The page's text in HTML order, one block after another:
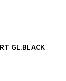
GL.BLACK